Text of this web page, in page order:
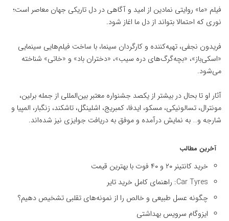
فیلم «ما» روایتی نمادین از امید و آگاهی در دل تاریکی جهان معاصر است؛
نوری که احتمالا بتواند از دل ما اغاز شود.
فریدون نجفی، تهیه‌کننده و کارگردان سینما، با ساخت فیلم‌هایی سینمایی
«اسکی‌باز»، «بچه‌گرگ‌های دره سیب»، «دختران باد» و «خاتی» شناخته
می‌شود.
آثار او تا بحال در بیشتر از یکصد جشنواره معتبر بین‌المللی از جمله برلین،
مونترال، تسالونیکی، مسکو، ایدفا، کمبریج، اشلینگل، تاشکند، زنگبار، المپیا و
شارجه و… به نمایش درآمده و موفق به دریافت جوایزی نیز شده‌اند.
آخرین مطالب
خرید کانتینر ۲۰ و ۴۰ فوت با بهترین قیمت
Car Tyres: راهنمای کامل خرید تایر
چگونه عسل طبیعی و خالص را از نمونه‌های تقلبی تشخیص دهیم؟
ایزوگام سرویس بهداشتی